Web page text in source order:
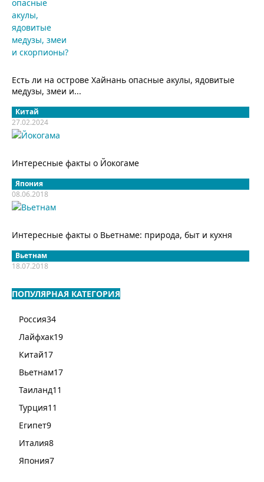
Есть ли на острове Хайнань опасные акулы, ядовитые
медузы, змеи и...
Китай
27.02.2024
Интересные факты о Йокогаме
Япония
08.06.2018
Интересные факты о Вьетнаме: природа, быт и кухня
Вьетнам
18.07.2018
ПОПУЛЯРНАЯ КАТЕГОРИЯ
Россия34
Лайфхак19
Китай17
Вьетнам17
Таиланд11
Турция11
Египет9
Италия8
Япония7